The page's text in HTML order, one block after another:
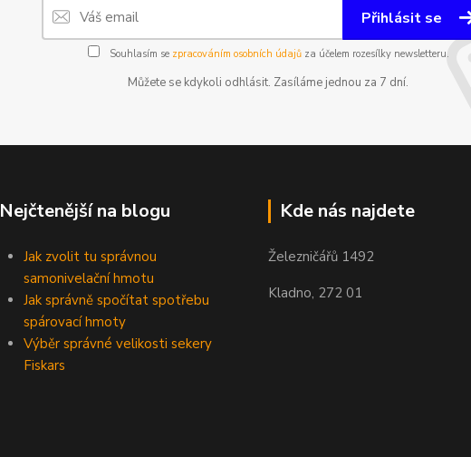
Přihlásit se
Souhlasím se zpracováním osobních údajůza účelem rozesílky newsletteru.
Můžete se kdykoli odhlásit. Zasíláme jednou za 7 dní.
Nejčtenější na blogu
Jak zvolit tu správnou
samonivelační hmotu
Jak správně spočítat spotřebu
spárovací hmoty
Výběr správné velikosti sekery
Fiskars
Kde nás najdete
Železničářů 1492
Kladno, 272 01